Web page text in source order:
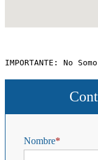
IMPORTANTE: No
Nombre